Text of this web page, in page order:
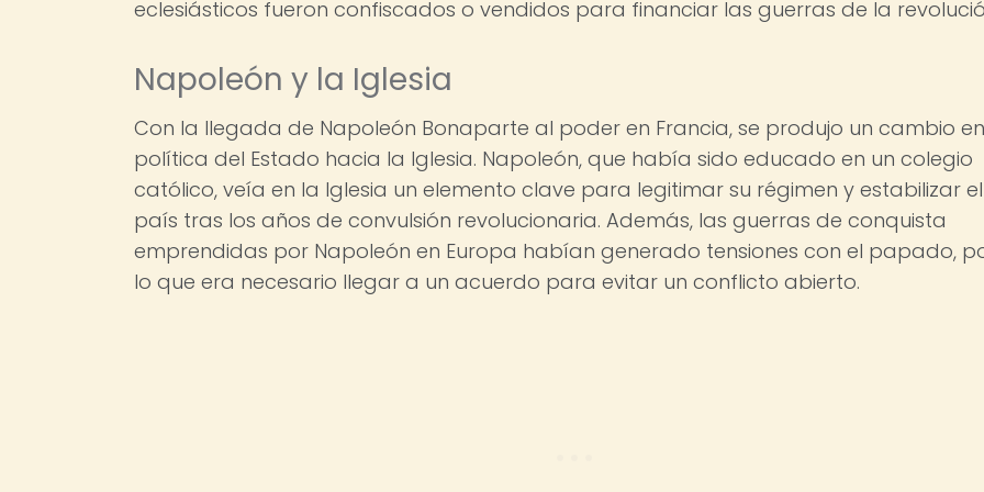
eclesiásticos fueron confiscados o vendidos para financiar las guerras de la
Napoleón y la Iglesia
Con la llegada de Napoleón Bonaparte al poder en Francia, se produjo un cambio
política del Estado hacia la Iglesia. Napoleón, que había sido educado en un colegio
católico, veía en la Iglesia un elemento clave para legitimar su régimen y estabilizar el
país tras los años de convulsión revolucionaria. Además, las guerras de conquista
emprendidas por Napoleón en Europa habían generado tensiones con el papado,
lo que era necesario llegar a un acuerdo para evitar un conflicto abierto.